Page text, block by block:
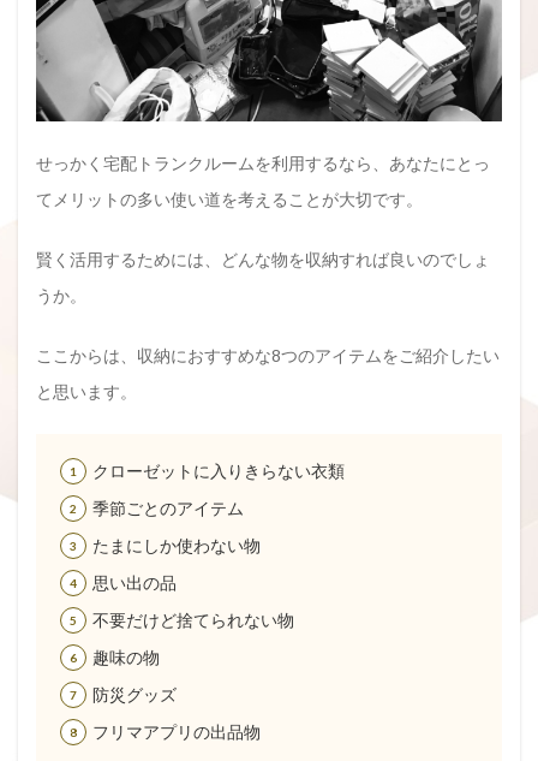
せっかく宅配トランクルームを利用するなら、あなたにとっ
てメリットの多い使い道を考えることが大切です。
賢く活用するためには、どんな物を収納すれば良いのでしょ
うか。
ここからは、収納におすすめな8つのアイテムをご紹介したい
と思います。
クローゼットに入りきらない衣類
季節ごとのアイテム
たまにしか使わない物
思い出の品
不要だけど捨てられない物
趣味の物
防災グッズ
フリマアプリの出品物